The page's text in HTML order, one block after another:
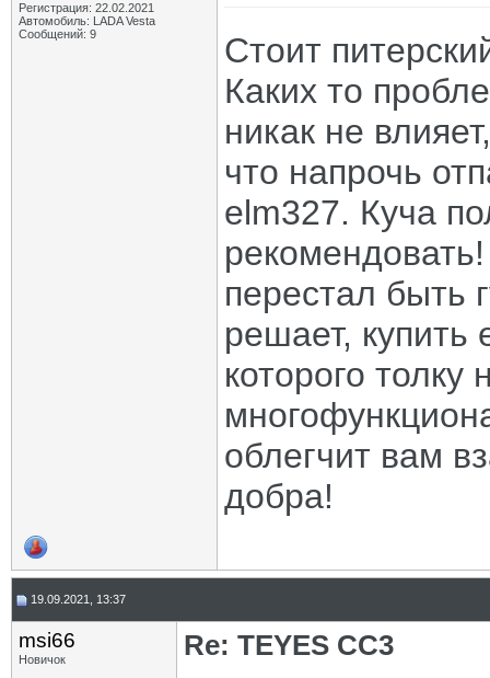
Регистрация: 22.02.2021
Автомобиль: LADA Vesta
Сообщений: 9
Стоит
Каких то
никак не
что напрочь
elm327. Куча
перестал быть
решает, купить
которого толку
облегчит вам
добра!
19.09.2021, 13:37
msi66
Новичок
Re: TEYES CC3